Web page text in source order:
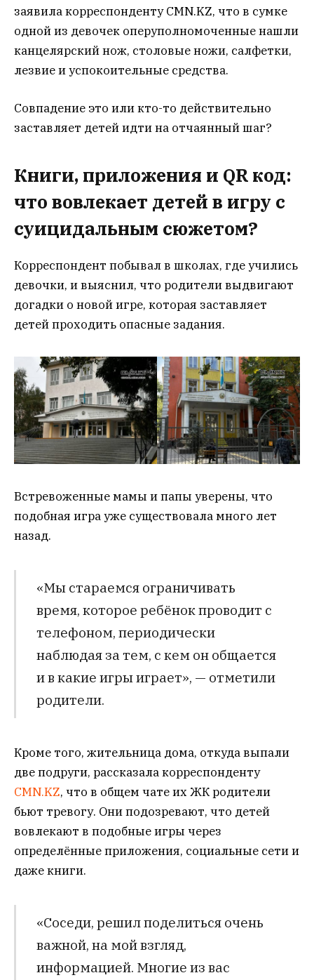
заявила корреспонденту CMN.KZ, что в сумке
одной из девочек оперуполномоченные нашли
канцелярский нож, столовые ножи, салфетки,
лезвие и успокоительные средства.
Совпадение это или кто-то действительно
заставляет детей идти на отчаянный шаг?
Книги, приложения и QR код:
что вовлекает детей в игру с
суицидальным сюжетом?
Корреспондент побывал в школах, где учились
девочки, и выяснил, что родители выдвигают
догадки о новой игре, которая заставляет
детей проходить опасные задания.
Встревоженные мамы и папы уверены, что
подобная игра уже существовала много лет
назад.
«Мы стараемся ограничивать
время, которое ребёнок проводит с
телефоном, периодически
наблюдая за тем, с кем он общается
и в какие игры играет», — отметили
родители.
Кроме того, жительница дома, откуда выпали
две подруги, рассказала корреспонденту
CMN.KZ, что в общем чате их ЖК родители
бьют тревогу. Они подозревают, что детей
вовлекают в подобные игры через
определённые приложения, социальные сети и
даже книги.
«Соседи, решил поделиться очень
важной, на мой взгляд,
информацией. Многие из вас